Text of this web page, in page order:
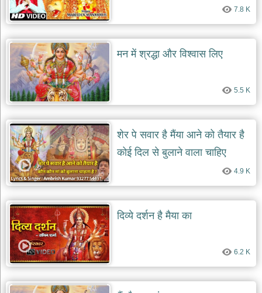
7.8 K
मन में श्रद्धा और विश्वास लिए
5.5 K
शेर पे सवार है मैंया आने को तैयार है
कोई दिल से बुलाने वाला चाहिए
4.9 K
दिव्ये दर्शन है मैया का
6.2 K